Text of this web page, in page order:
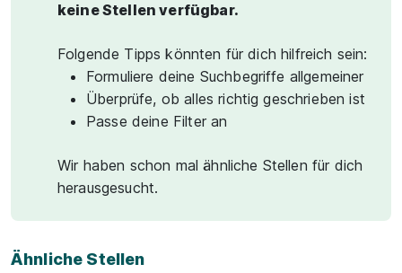
keine Stellen verfügbar.
Folgende Tipps könnten für dich hilfreich sein:
Formuliere deine Suchbegriffe allgemeiner
Überprüfe, ob alles richtig geschrieben ist
Passe deine Filter an
Wir haben schon mal ähnliche Stellen für dich
herausgesucht.
Ähnliche Stellen